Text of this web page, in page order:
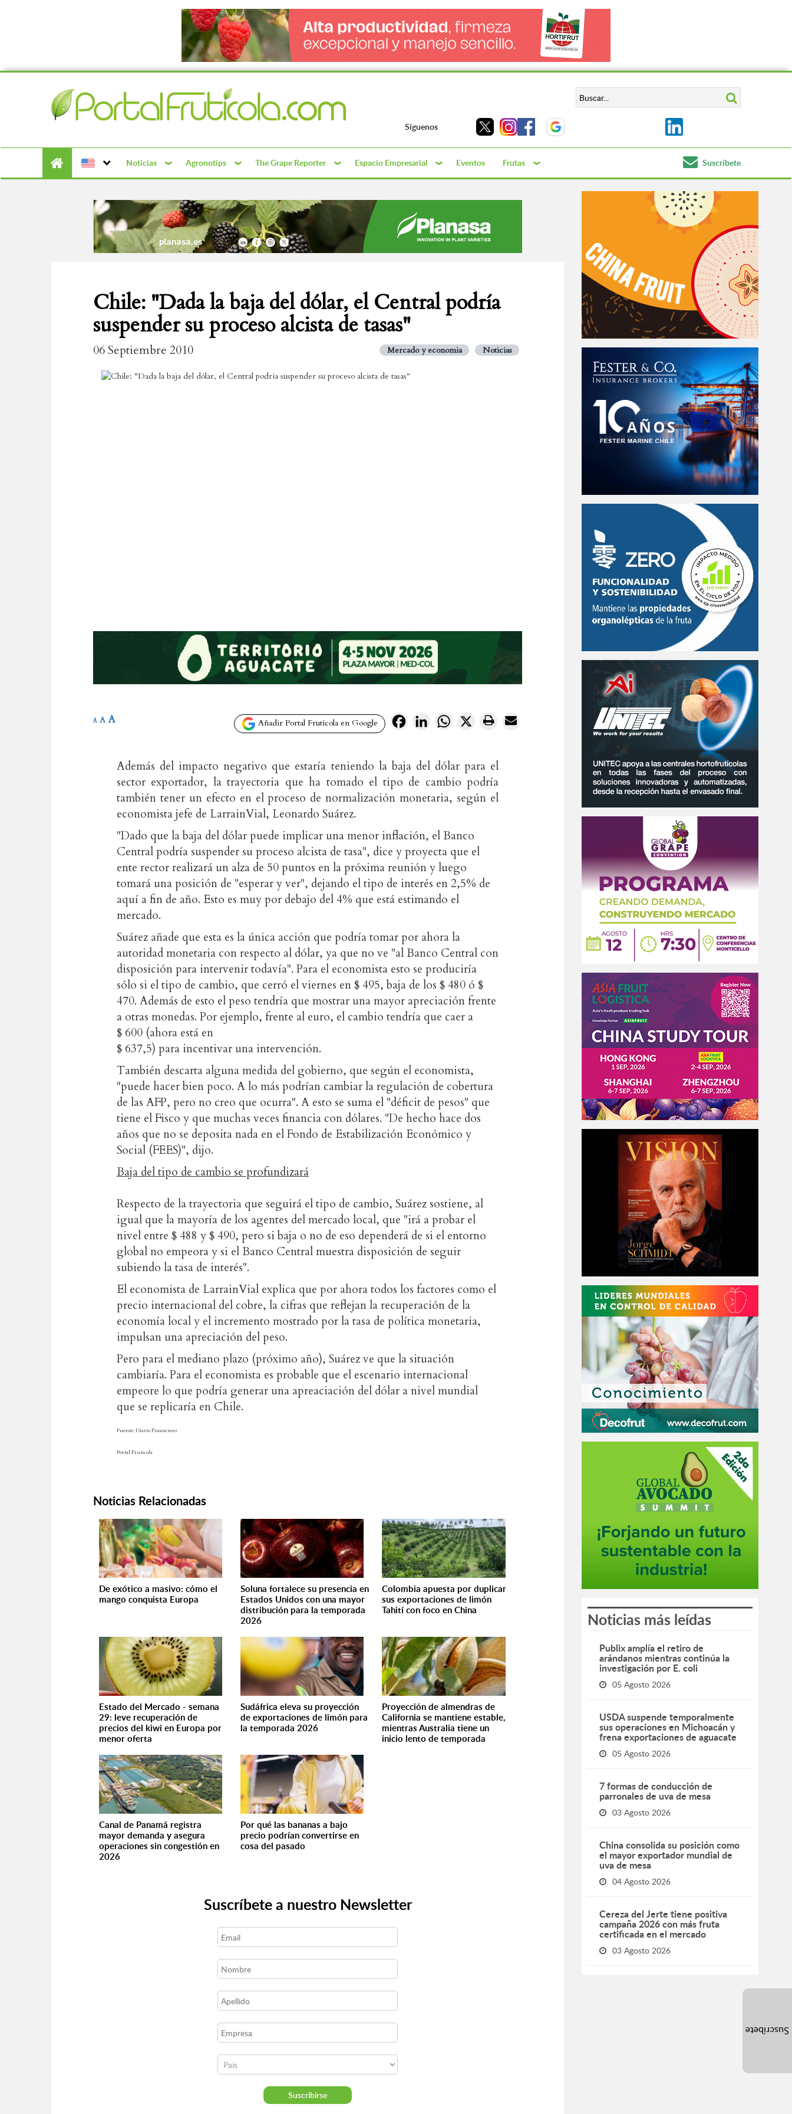
Síguenos
Noticias Agronotips The Grape Reporter Espacio Empresarial Eventos Frutas Suscríbete
Chile: "Dada la baja del dólar, el Central podría
suspender su proceso alcista de tasas"
06 Septiembre 2010 Mercado y economia Noticias
Añadir Portal Frutícola en Google FacebookLinkedInWhatsApp
X
A A A
Además del impacto negativo que estaría teniendo la baja del dólar para el
sector exportador, la trayectoria que ha tomado el tipo de cambio podría
también tener un efecto en el proceso de normalización monetaria, según el
economista jefe de LarrainVial, Leonardo Suárez.
"Dado que la baja del dólar puede implicar una menor inflación, el Banco
Central podría suspender su proceso alcista de tasa", dice y proyecta que el
ente rector realizará un alza de 50 puntos en la próxima reunión y luego
tomará una posición de "esperar y ver", dejando el tipo de interés en 2,5% de
aquí a fin de año. Esto es muy por debajo del 4% que está estimando el
mercado.
Suárez añade que esta es la única acción que podría tomar por ahora la
autoridad monetaria con respecto al dólar, ya que no ve "al Banco Central con
disposición para intervenir todavía". Para el economista esto se produciría
sólo si el tipo de cambio, que cerró el viernes en $ 495, baja de los $ 480 ó $
470. Además de esto el peso tendría que mostrar una mayor apreciación frente
a otras monedas. Por ejemplo, frente al euro, el cambio tendría que caer a
$ 600 (ahora está en
$ 637,5) para incentivar una intervención.
También descarta alguna medida del gobierno, que según el economista,
"puede hacer bien poco. A lo más podrían cambiar la regulación de cobertura
de las AFP, pero no creo que ocurra". A esto se suma el "déficit de pesos" que
tiene el Fisco y que muchas veces financia con dólares. "De hecho hace dos
años que no se deposita nada en el Fondo de Estabilización Económico y
Social (FEES)", dijo.
Baja del tipo de cambio se profundizará
Respecto de la trayectoria que seguirá el tipo de cambio, Suárez sostiene, al
igual que la mayoría de los agentes del mercado local, que "irá a probar el
nivel entre $ 488 y $ 490, pero si baja o no de eso dependerá de si el entorno
global no empeora y si el Banco Central muestra disposición de seguir
subiendo la tasa de interés".
El economista de LarrainVial explica que por ahora todos los factores como el
precio internacional del cobre, la cifras que reflejan la recuperación de la
economía local y el incremento mostrado por la tasa de política monetaria,
impulsan una apreciación del peso.
Pero para el mediano plazo (próximo año), Suárez ve que la situación
cambiaría. Para el economista es probable que el escenario internacional
empeore lo que podría generar una apreaciación del dólar a nivel mundial
que se replicaría en Chile.
Fuente: Diario Financiero
Portal Fruticola
Noticias Relacionadas
De exótico a masivo: cómo el
mango conquista Europa
Soluna fortalece su presencia en
Estados Unidos con una mayor
distribución para la temporada
2026
Colombia apuesta por duplicar
sus exportaciones de limón
Tahití con foco en China
Estado del Mercado - semana
29: leve recuperación de
precios del kiwi en Europa por
menor oferta
Sudáfrica eleva su proyección
de exportaciones de limón para
la temporada 2026
Proyección de almendras de
California se mantiene estable,
mientras Australia tiene un
inicio lento de temporada
Canal de Panamá registra
mayor demanda y asegura
operaciones sin congestión en
2026
Por qué las bananas a bajo
precio podrían convertirse en
cosa del pasado
Suscríbete a nuestro Newsletter
Noticias más leídas
Publix amplía el retiro de
arándanos mientras continúa la
investigación por E. coli
05 Agosto 2026
USDA suspende temporalmente
sus operaciones en Michoacán y
frena exportaciones de aguacate
05 Agosto 2026
7 formas de conducción de
parronales de uva de mesa
03 Agosto 2026
China consolida su posición como
el mayor exportador mundial de
uva de mesa
04 Agosto 2026
Cereza del Jerte tiene positiva
campaña 2026 con más fruta
certificada en el mercado
03 Agosto 2026
Suscríbete